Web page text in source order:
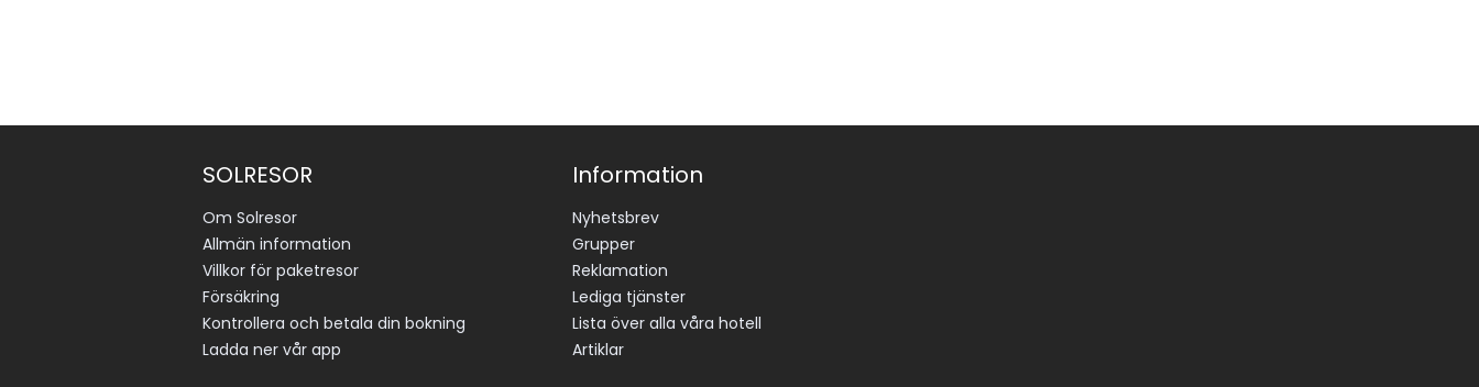
SOLRESOR
Om Solresor
Allmän information
Villkor för paketresor
Försäkring
Kontrollera och betala din bokning
Ladda ner vår app
Information
Nyhetsbrev
Grupper
Reklamation
Lediga tjänster
Lista över alla våra hotell
Artiklar